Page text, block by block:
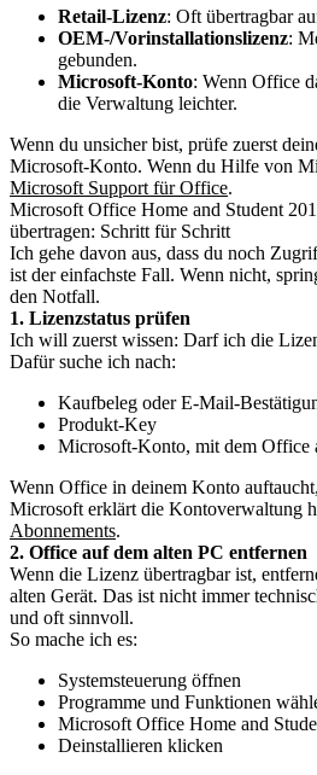
Retail-Lizenz: Oft übertragbar
OEM-/Vorinstallationslizenz:
gebunden.
Microsoft-Konto: Wenn Office
die Verwaltung leichter.
Wenn du unsicher bist, prüfe zuerst
Microsoft-Konto. Wenn du Hilfe von
Microsoft Support für Office.
Microsoft Office Home and Student
übertragen: Schritt für Schritt
Ich gehe davon aus, dass du noch
ist der einfachste Fall. Wenn nicht,
den Notfall.
1. Lizenzstatus prüfen
Ich will zuerst wissen: Darf ich die
Dafür suche ich nach:
Kaufbeleg oder E-Mail-
Produkt-Key
Microsoft-Konto, mit dem Office
Wenn Office in deinem Konto
Microsoft erklärt die Kontoverwaltung
Abonnements.
2. Office auf dem alten PC entfernen
Wenn die Lizenz übertragbar ist,
alten Gerät. Das ist nicht immer
und oft sinnvoll.
So mache ich es:
Systemsteuerung öffnen
Programme und Funktionen
Microsoft Office Home and
Deinstallieren klicken